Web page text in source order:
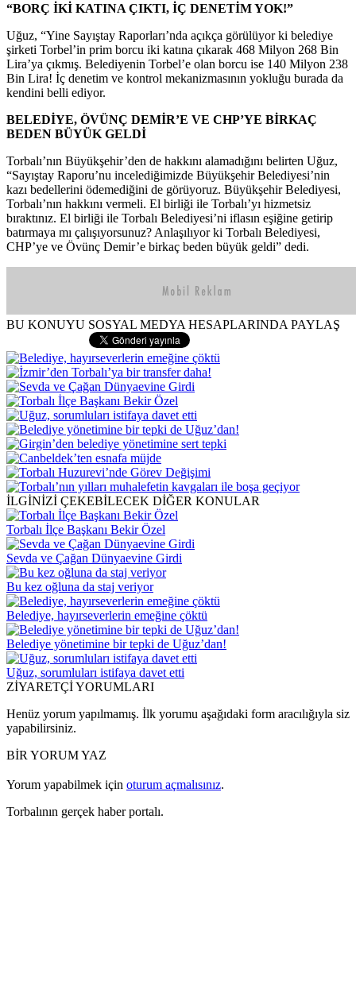
“BORÇ İKİ KATINA ÇIKTI, İÇ DENETİM YOK!”
Uğuz, “Yine Sayıştay Raporları’nda açıkça görülüyor ki belediye
şirketi Torbel’in prim borcu iki katına çıkarak 468 Milyon 268 Bin
Lira’ya çıkmış. Belediyenin Torbel’e olan borcu ise 140 Milyon 238
Bin Lira! İç denetim ve kontrol mekanizmasının yokluğu burada da
kendini belli ediyor.
BELEDİYE, ÖVÜNÇ DEMİR’E VE CHP’YE BİRKAÇ
BEDEN BÜYÜK GELDİ
Torbalı’nın Büyükşehir’den de hakkını alamadığını belirten Uğuz,
“Sayıştay Raporu’nu incelediğimizde Büyükşehir Belediyesi’nin
kazı bedellerini ödemediğini de görüyoruz. Büyükşehir Belediyesi,
Torbalı’nın hakkını vermeli. El birliği ile Torbalı’yı hizmetsiz
bıraktınız. El birliği ile Torbalı Belediyesi’ni iflasın eşiğine getirip
batırmaya mı çalışıyorsunuz? Anlaşılıyor ki Torbalı Belediyesi,
CHP’ye ve Övünç Demir’e birkaç beden büyük geldi” dedi.
BU KONUYU SOSYAL MEDYA HESAPLARINDA PAYLAŞ
İLGİNİZİ ÇEKEBİLECEK DİĞER KONULAR
Torbalı İlçe Başkanı Bekir Özel
Sevda ve Çağan Dünyaevine Girdi
Bu kez oğluna da staj veriyor
Belediye, hayırseverlerin emeğine çöktü
Belediye yönetimine bir tepki de Uğuz’dan!
Uğuz, sorumluları istifaya davet etti
ZİYARETÇİ YORUMLARI
Henüz yorum yapılmamış. İlk yorumu aşağıdaki form aracılığıyla siz
yapabilirsiniz.
BİR YORUM YAZ
Yorum yapabilmek için oturum açmalısınız.
Torbalının gerçek haber portalı.